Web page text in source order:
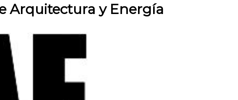
Arquitectura y Energía